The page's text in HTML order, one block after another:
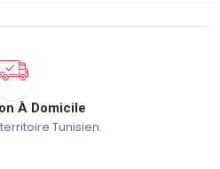
À Domicile
Tunisien.